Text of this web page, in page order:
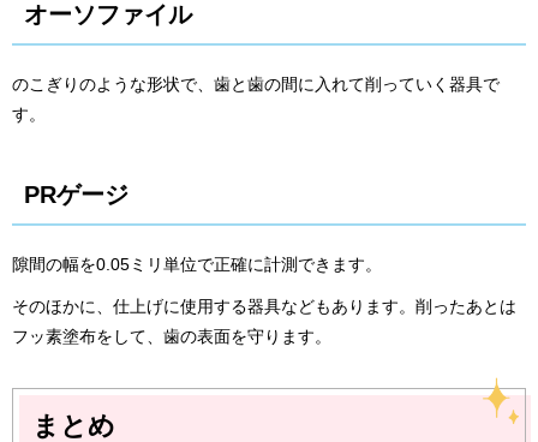
オーソファイル
のこぎりのような形状で、歯と歯の間に入れて削っていく器具で
す。
PRゲージ
隙間の幅を0.05ミリ単位で正確に計測できます。
そのほかに、仕上げに使用する器具などもあります。削ったあとは
フッ素塗布をして、歯の表面を守ります。
まとめ